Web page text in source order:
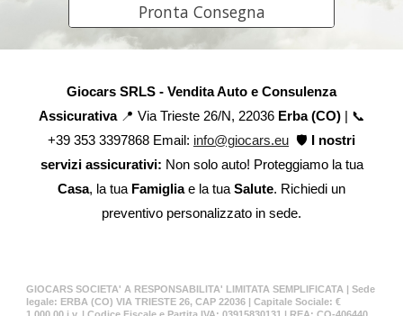
Pronta Consegna
Giocars SRLS - Vendita Auto e Consulenza
Assicurativa📍 Via Trieste 26/N, 22036 Erba (CO)| 📞
+39 353 3397868 Email: info@giocars.eu 🛡️
I nostri
servizi assicurativi: Non solo auto! Proteggiamo la tua
Casa, la tua Famigliae la tua Salute. Richiedi un
preventivo personalizzato in sede.
GIOCARS SOCIETA' A RESPONSABILITA' LIMITATA SEMPLIFICATA | Sede
legale: ERBA (CO) VIA TRIESTE 26, CAP 22036 | Capitale Sociale: €